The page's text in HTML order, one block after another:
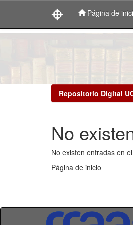
Página de
Repositorio Digital
No
No existen entradas en
Página de inicio